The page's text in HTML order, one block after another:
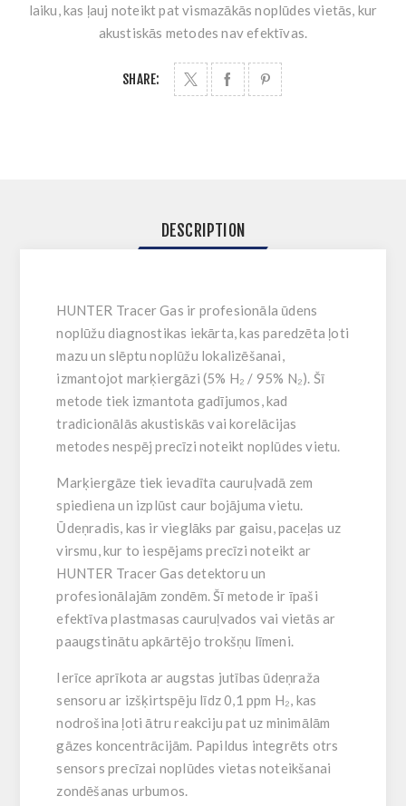
laiku, kas ļauj noteikt pat vismazākās noplūdes vietās, kur
akustiskās metodes nav efektīvas.
SHARE:
DESCRIPTION
HUNTER Tracer Gas ir profesionāla ūdens
noplūžu diagnostikas iekārta, kas paredzēta ļoti
mazu un slēptu noplūžu lokalizēšanai,
izmantojot marķiergāzi (5% H₂ / 95% N₂). Šī
metode tiek izmantota gadījumos, kad
tradicionālās akustiskās vai korelācijas
metodes nespēj precīzi noteikt noplūdes vietu.
Marķiergāze tiek ievadīta cauruļvadā zem
spiediena un izplūst caur bojājuma vietu.
Ūdeņradis, kas ir vieglāks par gaisu, paceļas uz
virsmu, kur to iespējams precīzi noteikt ar
HUNTER Tracer Gas detektoru un
profesionālajām zondēm. Šī metode ir īpaši
efektīva plastmasas cauruļvados vai vietās ar
paaugstinātu apkārtējo trokšņu līmeni.
Ierīce aprīkota ar augstas jutības ūdeņraža
sensoru ar izšķirtspēju līdz 0,1 ppm H₂, kas
nodrošina ļoti ātru reakciju pat uz minimālām
gāzes koncentrācijām. Papildus integrēts otrs
sensors precīzai noplūdes vietas noteikšanai
zondēšanas urbumos.